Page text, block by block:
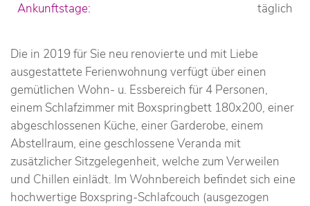
Ankunftstage:
täglich
Die in 2019 für Sie neu renovierte und mit Liebe
ausgestattete Ferienwohnung verfügt über einen
gemütlichen Wohn- u. Essbereich für 4 Personen,
einem Schlafzimmer mit Boxspringbett 180x200, einer
abgeschlossenen Küche, einer Garderobe, einem
Abstellraum, eine geschlossene Veranda mit
zusätzlicher Sitzgelegenheit, welche zum Verweilen
und Chillen einlädt. Im Wohnbereich befindet sich eine
hochwertige Boxspring-Schlafcouch (ausgezogen